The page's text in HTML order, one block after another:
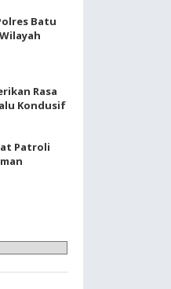
Batu
Rasa
Kondusif
Patroli